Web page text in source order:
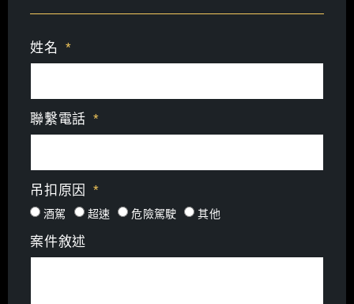
姓名
聯繫電話
吊扣原因
酒駕 超速 危險駕駛 其他
案件敘述